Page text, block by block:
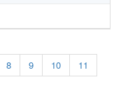
8 9 10
11